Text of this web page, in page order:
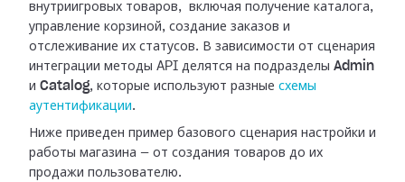
внутриигровых товаров, включая получение каталога,
управление корзиной, создание заказов и
отслеживание их статусов. В зависимости от сценария
интеграции методы API делятся на подразделы Admin
и Catalog, которые используют разные схемы
аутентификации.
Ниже приведен пример базового сценария настройки и
работы магазина — от создания товаров до их
продажи пользователю.